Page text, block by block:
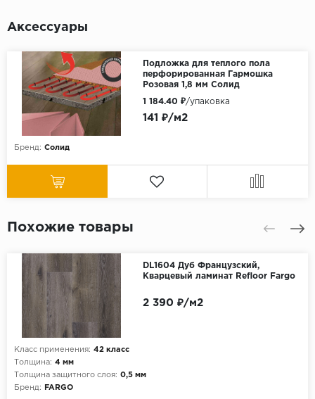
Аксессуары
Подложка для теплого пола
перфорированная Гармошка
Розовая 1,8 мм Солид
Бренд: Солид
141 ₽/м2
1 184.40 ₽/упаковка
Похожие товары
DL1604 Дуб Французский,
Кварцевый ламинат Refloor Fargo
Класс применения: 42 класс
Толщина: 4 мм
Толщина защитного слоя: 0,5 мм
Бренд:
FARGO
2 390 ₽/м2